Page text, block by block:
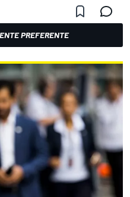
PREFERENTE